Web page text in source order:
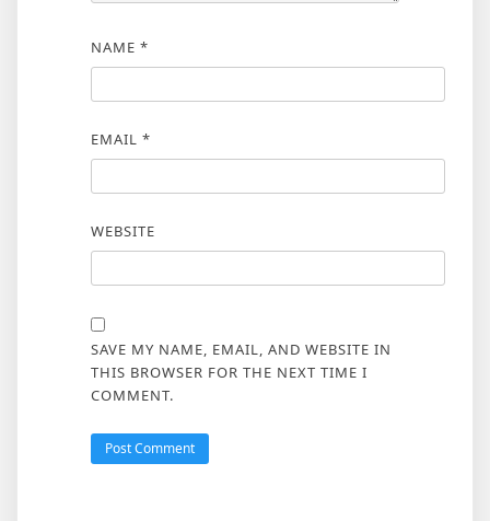
NAME *
EMAIL *
WEBSITE
SAVE MY NAME, EMAIL, AND WEBSITE IN
THIS BROWSER FOR THE NEXT TIME I
COMMENT.